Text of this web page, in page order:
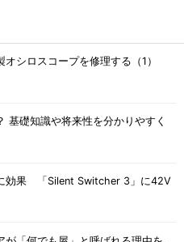
シロスコープを修理する（1）
基礎知識や将来性を分かりやすく
効果 「Silent Switcher 3」に42V